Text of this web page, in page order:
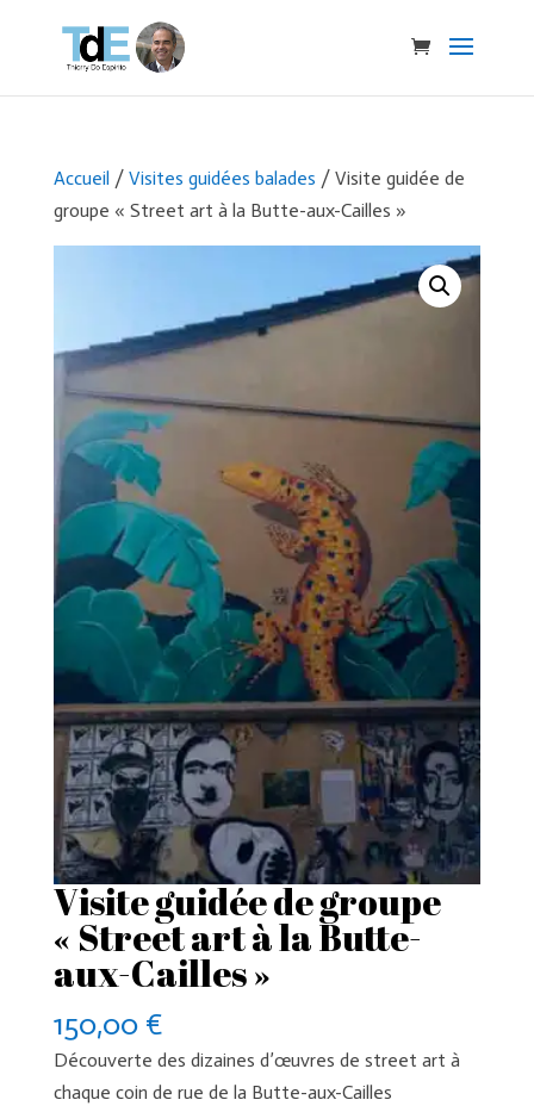
Accueil / Visites guidées balades / Visite guidée de
groupe « Street art à la Butte-aux-Cailles »
Visite guidée de groupe
« Street art à la Butte-
aux-Cailles »
150,00 €
Découverte des dizaines d’œuvres de street art à
chaque coin de rue de la Butte-aux-Cailles